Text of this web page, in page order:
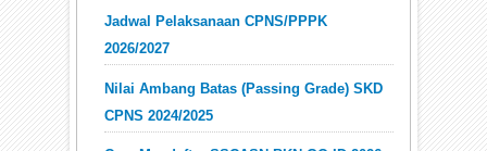
Jadwal Pelaksanaan CPNS/PPPK
2026/2027
Nilai Ambang Batas (Passing Grade) SKD
CPNS 2024/2025